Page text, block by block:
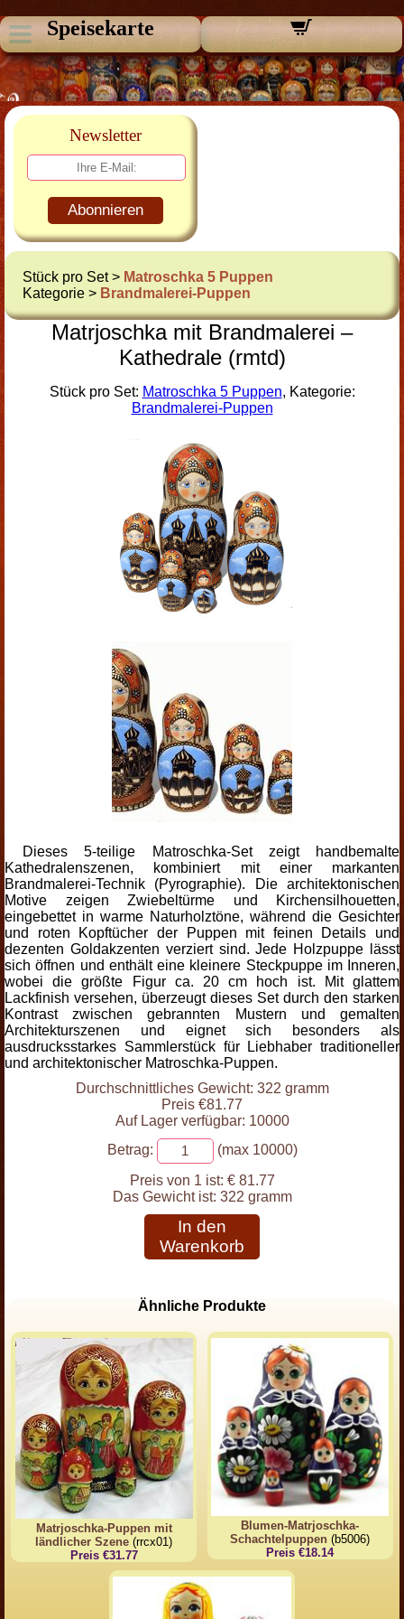
Speisekarte
Newsletter
Abonnieren
Stück pro Set > Matroschka 5 Puppen
Kategorie > Brandmalerei-Puppen
Matrjoschka mit Brandmalerei –
Kathedrale (rmtd)
Stück pro Set: Matroschka 5 Puppen, Kategorie:
Brandmalerei-Puppen
Dieses 5-teilige Matroschka-Set zeigt handbemalte
Kathedralenszenen, kombiniert mit einer markanten
Brandmalerei-Technik (Pyrographie). Die architektonischen
Motive zeigen Zwiebeltürme und Kirchensilhouetten,
eingebettet in warme Naturholztöne, während die Gesichter
und roten Kopftücher der Puppen mit feinen Details und
dezenten Goldakzenten verziert sind. Jede Holzpuppe lässt
sich öffnen und enthält eine kleinere Steckpuppe im Inneren,
wobei die größte Figur ca. 20 cm hoch ist. Mit glattem
Lackfinish versehen, überzeugt dieses Set durch den starken
Kontrast zwischen gebrannten Mustern und gemalten
Architekturszenen und eignet sich besonders als
ausdrucksstarkes Sammlerstück für Liebhaber traditioneller
und architektonischer Matroschka-Puppen.
Durchschnittliches Gewicht: 322 gramm
Preis €81.77
Auf Lager verfügbar: 10000
Betrag:
(max 10000)
Preis von 1 ist: € 81.77
Das Gewicht ist: 322 gramm
In den
Warenkorb
Ähnliche Produkte
Matrjoschka-Puppen mit
ländlicher Szene (rrcx01)
Preis €31.77
Blumen-Matrjoschka-
Schachtelpuppen (b5006)
Preis €18.14